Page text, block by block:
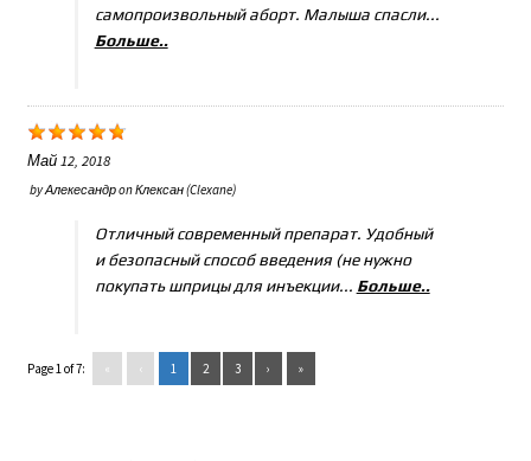
самопроизвольный аборт. Малыша спасли...
Больше..
Май 12, 2018
byАлекесандрonКлексан (Clexane)
Отличный современный препарат. Удобный
и безопасный способ введения (не нужно
покупать шприцы для инъекции... Больше..
Page 1 of 7: ‹ 1 2 3 › »